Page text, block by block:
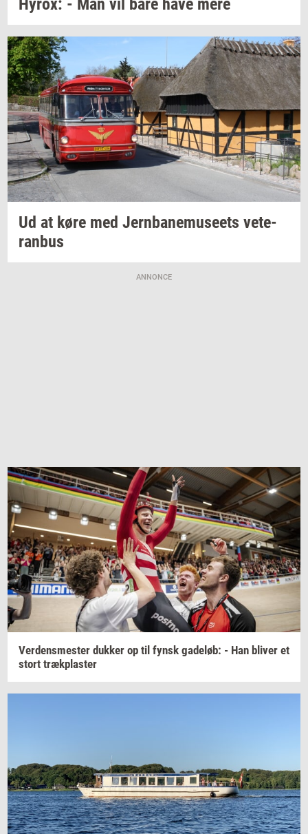
Hyrox: - Man vil bare have mere
Ud at køre med Jer­n­ba­nemu­se­ets ve­te­
ran­bus
ANNONCE
Ver­dens­me­ster duk­ker op til fynsk ga­de­løb: - Han bli­ver et
stort træk­pla­ster